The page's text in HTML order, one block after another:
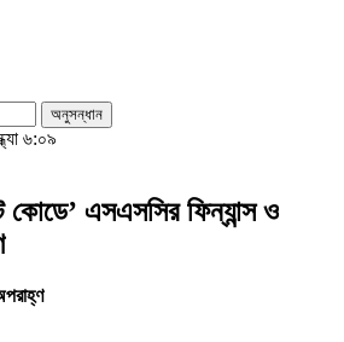
৬:০৯
কোডে’ এসএসসির ফিন্যান্স ও